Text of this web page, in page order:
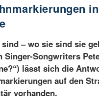
– wo sie sind sie
Singer-Songwriters
lässt sich die
auf den
vorhanden.